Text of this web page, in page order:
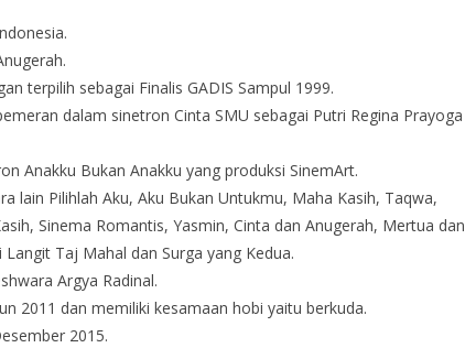
terpilih sebagai Finalis GADIS Sampul 1999.
dalam sinetron Cinta SMU sebagai Putri Regina Prayoga
Anakku Bukan Anakku yang produksi SinemArt.
lain Pilihlah Aku, Aku Bukan Untukmu, Maha Kasih, Taqwa,
Sinema Romantis, Yasmin, Cinta dan Anugerah, Mertua dan
Taj Mahal dan Surga yang Kedua.
Argya Radinal.
2011 dan memiliki kesamaan hobi yaitu berkuda.
2015.